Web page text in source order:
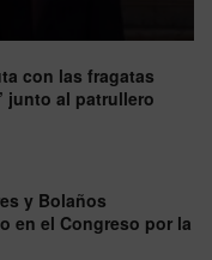
con las fragatas
junto al patrullero
y Bolaños
en el Congreso por la